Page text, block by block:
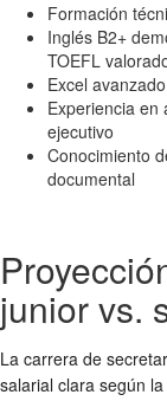
Formación
Inglés B2+
TOEFL
Excel
Experiencia en
ejecutivo
Conocimiento
documental
junior vs.
La carrera de
salarial clara según